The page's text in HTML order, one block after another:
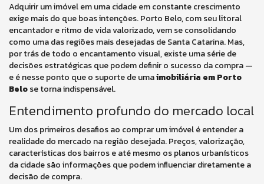
Adquirir um imóvel em uma cidade em constante crescimento
exige mais do que boas intenções. Porto Belo, com seu litoral
encantador e ritmo de vida valorizado, vem se consolidando
como uma das regiões mais desejadas de Santa Catarina. Mas,
por trás de todo o encantamento visual, existe uma série de
decisões estratégicas que podem definir o sucesso da compra —
e é nesse ponto que o suporte de umaimobiliária em Porto
Belose torna indispensável.
Entendimento profundo do mercado local
Um dos primeiros desafios ao comprar um imóvel é entender a
realidade do mercado na região desejada. Preços, valorização,
características dos bairros e até mesmo os planos urbanísticos
da cidade são informações que podem influenciar diretamente a
decisão de compra.